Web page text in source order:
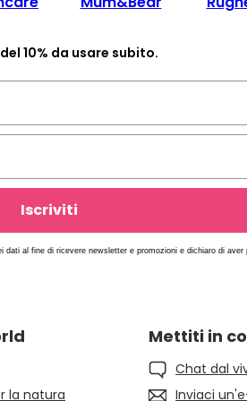
10% da usare subito.
Iscriviti
al fine di ricevere newsletter e promozioni e dichiaro di aver
la natura
Mettiti in
Chat dal
Inviaci